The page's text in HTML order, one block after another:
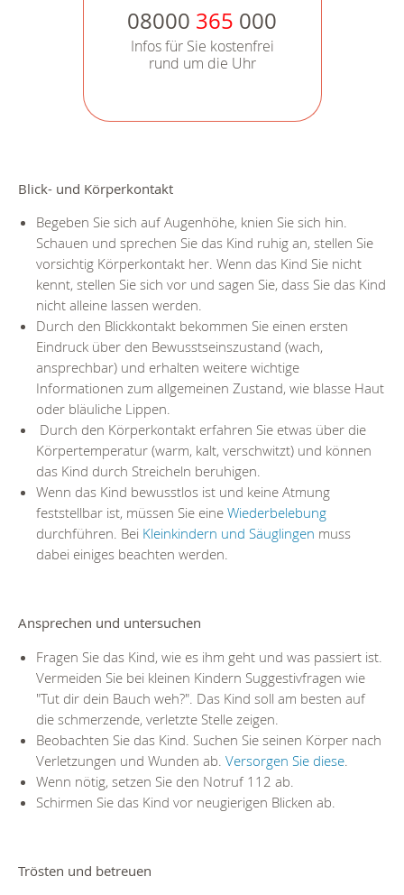
08000 365 000
Infos für Sie kostenfrei
rund um die Uhr
Blick- und Körperkontakt
Begeben Sie sich auf Augenhöhe, knien Sie sich hin.
Schauen und sprechen Sie das Kind ruhig an, stellen Sie
vorsichtig Körperkontakt her. Wenn das Kind Sie nicht
kennt, stellen Sie sich vor und sagen Sie, dass Sie das Kind
nicht alleine lassen werden.
Durch den Blickkontakt bekommen Sie einen ersten
Eindruck über den Bewusstseinszustand (wach,
ansprechbar) und erhalten weitere wichtige
Informationen zum allgemeinen Zustand, wie blasse Haut
oder bläuliche Lippen.
Durch den Körperkontakt erfahren Sie etwas über die
Körpertemperatur (warm, kalt, verschwitzt) und können
das Kind durch Streicheln beruhigen.
Wenn das Kind bewusstlos ist und keine Atmung
feststellbar ist, müssen Sie eine Wiederbelebung
durchführen. Bei Kleinkindern und Säuglingen muss
dabei einiges beachten werden.
Ansprechen und untersuchen
Fragen Sie das Kind, wie es ihm geht und was passiert ist.
Vermeiden Sie bei kleinen Kindern Suggestivfragen wie
"Tut dir dein Bauch weh?". Das Kind soll am besten auf
die schmerzende, verletzte Stelle zeigen.
Beobachten Sie das Kind. Suchen Sie seinen Körper nach
Verletzungen und Wunden ab. Versorgen Sie diese.
Wenn nötig, setzen Sie den Notruf 112 ab.
Schirmen Sie das Kind vor neugierigen Blicken ab.
Trösten und betreuen